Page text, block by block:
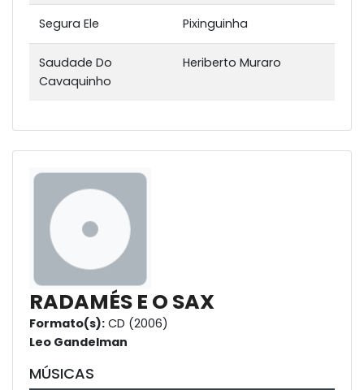
Segura Ele Pixinguinha
Saudade Do
Cavaquinho
Heriberto Muraro
RADAMÉS E O SAX
Formato(s): CD (2006)
Leo Gandelman
MÚSICAS